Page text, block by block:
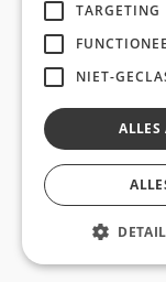
Sitemap
TARGETING
NIET-
ALLES